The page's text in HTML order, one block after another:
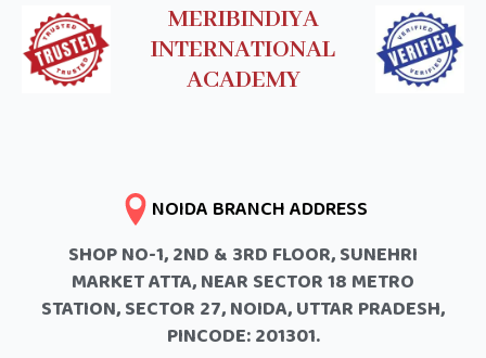
MERIBINDIYA
INTERNATIONAL
ACADEMY
NOIDA BRANCH ADDRESS
SHOP NO-1, 2ND & 3RD FLOOR, SUNEHRI
MARKET ATTA, NEAR SECTOR 18 METRO
STATION, SECTOR 27, NOIDA, UTTAR PRADESH,
PINCODE: 201301.